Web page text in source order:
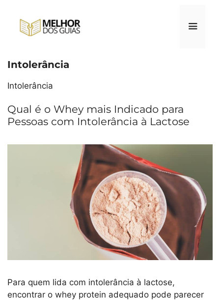
Intolerância
Intolerância
Qual é o Whey mais Indicado para
Pessoas com Intolerância à Lactose
Para quem lida com intolerância à lactose,
encontrar o whey protein adequado pode parecer